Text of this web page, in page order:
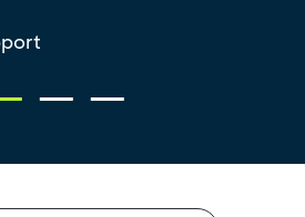
von 5 von 5 Sternen